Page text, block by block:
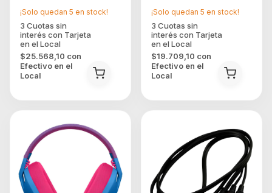
$25.568,10 con
Efectivo en el
Local
¡Solo quedan 5 en stock!
$19.709,10 con
Efectivo en el
Local
¡Solo quedan 5 en stock!